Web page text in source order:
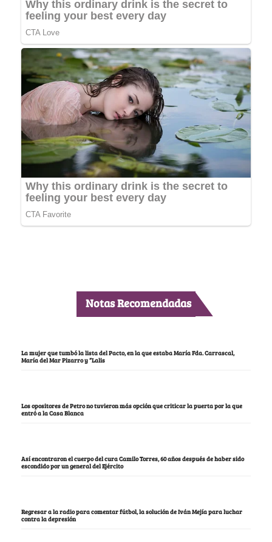
Notas Recomendadas
La mujer que tumbó la lista del Pacto, en la que estaba María Fda. Carrascal,
María del Mar Pizarro y “Lalis
Los opositores de Petro no tuvieron más opción que criticar la puerta por la que
entró a la Casa Blanca
Así encontraron el cuerpo del cura Camilo Torres, 60 años después de haber sido
escondido por un general del Ejército
Regresar a la radio para comentar fútbol, la solución de Iván Mejía para luchar
contra la depresión